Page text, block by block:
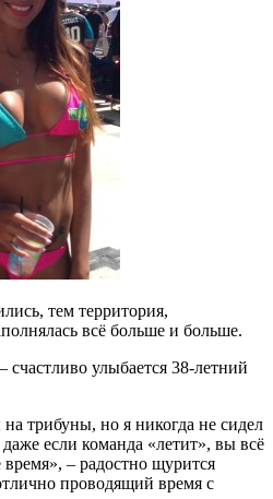
тем территория,
всё больше и больше.
счастливо улыбается 38-летний
трибуны, но я никогда не сидел
если команда «летит», вы всё
– радостно щурится
проводящий время с